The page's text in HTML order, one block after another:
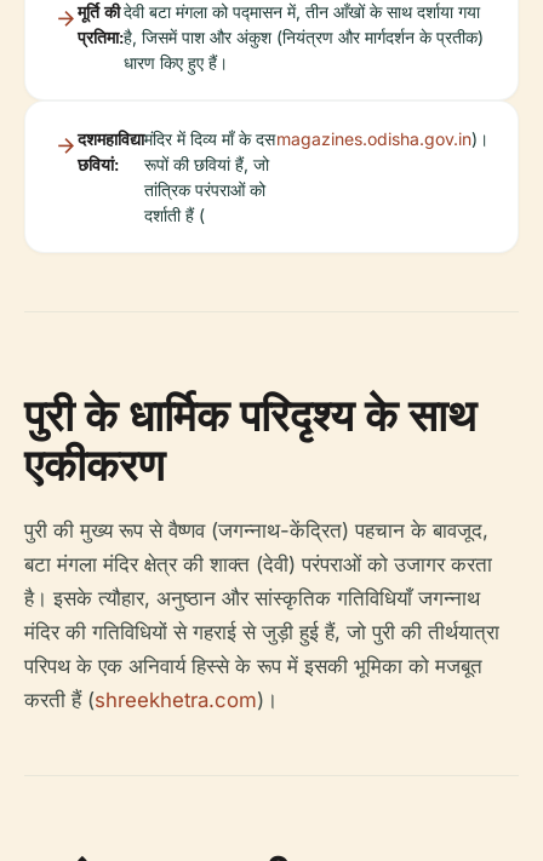
मूर्ति की
प्रतिमा:
देवी बटा मंगला को पद्मासन में, तीन आँखों के साथ दर्शाया गया
है, जिसमें पाश और अंकुश (नियंत्रण और मार्गदर्शन के प्रतीक)
धारण किए हुए हैं।
दशमहाविद्या
छवियां:
मंदिर में दिव्य माँ के दस
रूपों की छवियां हैं, जो
तांत्रिक परंपराओं को
दर्शाती हैं (
magazines.odisha.gov.in)।
पुरी के धार्मिक परिदृश्य के साथ
एकीकरण
पुरी की मुख्य रूप से वैष्णव (जगन्नाथ-केंद्रित) पहचान के बावजूद,
बटा मंगला मंदिर क्षेत्र की शाक्त (देवी) परंपराओं को उजागर करता
है। इसके त्यौहार, अनुष्ठान और सांस्कृतिक गतिविधियाँ जगन्नाथ
मंदिर की गतिविधियों से गहराई से जुड़ी हुई हैं, जो पुरी की तीर्थयात्रा
परिपथ के एक अनिवार्य हिस्से के रूप में इसकी भूमिका को मजबूत
करती हैं (shreekhetra.com)।